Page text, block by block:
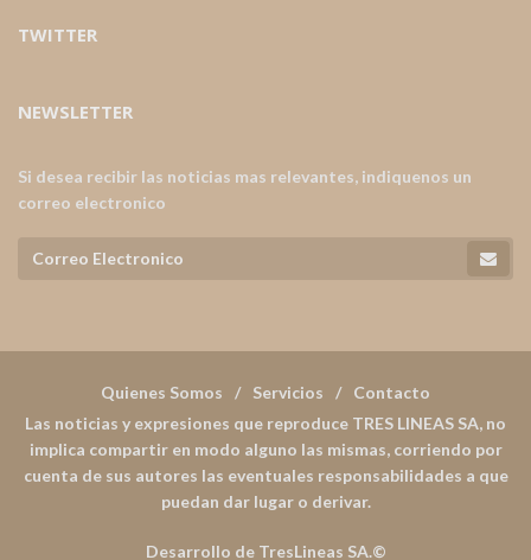
TWITTER
NEWSLETTER
Si desea recibir las noticias mas relevantes, indiquenos un
correo electronico
Quienes Somos Servicios
Contacto
Las noticias y expresiones que reproduce TRES LINEAS SA, no
implica compartir en modo alguno las mismas, corriendo por
cuenta de sus autores las eventuales responsabilidades a que
puedan dar lugar o derivar.
Desarrollo de TresLineas SA.©